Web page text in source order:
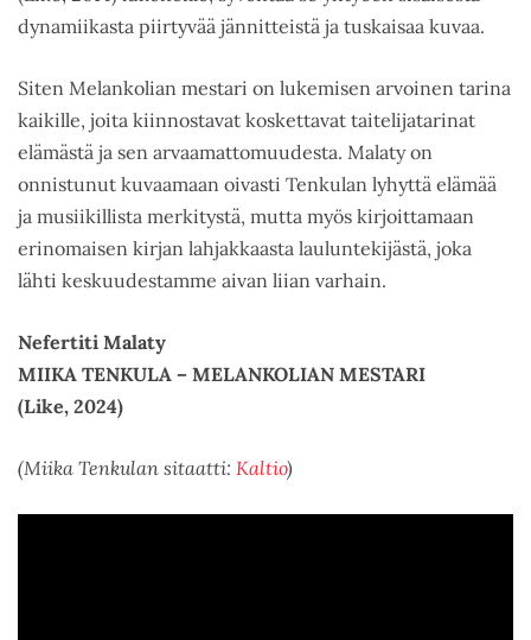
dynamiikasta piirtyvää jännitteistä ja tuskaisaa kuvaa.
Siten Melankolian mestari on lukemisen arvoinen tarina
kaikille, joita kiinnostavat koskettavat taitelijatarinat
elämästä ja sen arvaamattomuudesta. Malaty on
onnistunut kuvaamaan oivasti Tenkulan lyhyttä elämää
ja musiikillista merkitystä, mutta myös kirjoittamaan
erinomaisen kirjan lahjakkaasta lauluntekijästä, joka
lähti keskuudestamme aivan liian varhain.
Nefertiti Malaty
MIIKA TENKULA – MELANKOLIAN MESTARI
(Like, 2024)
(Miika Tenkulan sitaatti: Kaltio)